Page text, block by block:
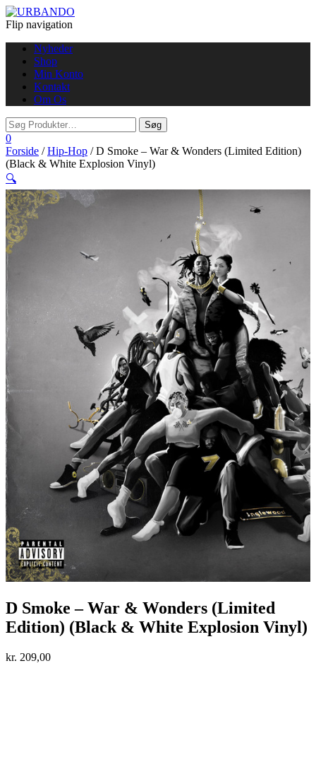
Flip navigation
Nyheder
Shop
Min Konto
Kontakt
Om Os
0
Forside /Hip-Hop / D Smoke – War & Wonders (Limited Edition)
(Black & White Explosion Vinyl)
🔍
D Smoke – War & Wonders (Limited
Edition) (Black & White Explosion Vinyl)
kr. 209,00